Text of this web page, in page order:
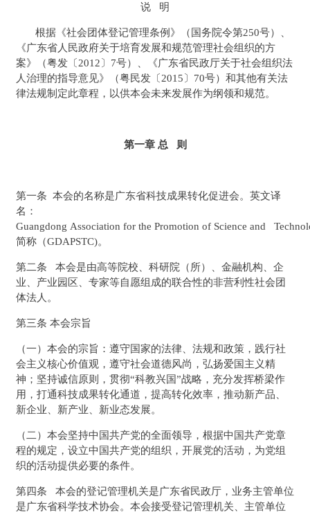
说 明
根据《社会团体登记管理条例》（国务院令第250号）、
《广东省人民政府关于培育发展和规范管理社会组织的方
案》（粤发〔2012〕7号）、《广东省民政厅关于社会组织法
人治理的指导意见》（粤民发〔2015〕70号）和其他有关法
律法规制定此章程，以供本会未来发展作为纲领和规范。
第一章 总 则
第一条 本会的名称是广东省科技成果转化促进会。英文译
名：
Guangdong Association for the Promotion of Science and
简称（GDAPSTC)。
第二条 本会是由高等院校、科研院（所）、金融机构、企
业、产业园区、专家等自愿组成的联合性的非营利性社会团
体法人。
第三条 本会宗旨
（一）本会的宗旨：遵守国家的法律、法规和政策，践行社
会主义核心价值观，遵守社会道德风尚，弘扬爱国主义精
神；坚持诚信原则，贯彻“科教兴国”战略，充分发挥桥梁作
用，打通科技成果转化通道，提高转化效率，推动新产品、
新企业、新产业、新业态发展。
（二）本会坚持中国共产党的全面领导，根据中国共产党章
程的规定，设立中国共产党的组织，开展党的活动，为党组
织的活动提供必要的条件。
第四条 本会的登记管理机关是广东省民政厅，业务主管单位
是广东省科学技术协会。本会接受登记管理机关、主管单位